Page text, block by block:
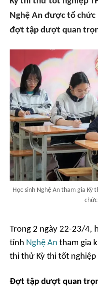
Nghệ An được tổ chức
đợt tập dượt quan
Học sinh Nghệ An tham gia Kỳ
Trong 2 ngày 22-23/4,
tỉnh Nghệ An tham gia
thi thử Kỳ thi tốt nghiệp
Đợt tập dượt quan